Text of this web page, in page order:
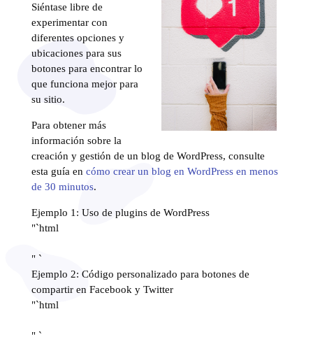
Siéntase libre de
experimentar con
diferentes opciones y
ubicaciones para sus
botones para encontrar lo
que funciona mejor para
su sitio.
Para obtener más
información sobre la
creación y gestión de un blog de WordPress, consulte
esta guía en cómo crear un blog en WordPress en menos
de 30 minutos.
Ejemplo 1: Uso de plugins de WordPress
"`html
" `
Ejemplo 2: Código personalizado para botones de
compartir en Facebook y Twitter
"`html
" `